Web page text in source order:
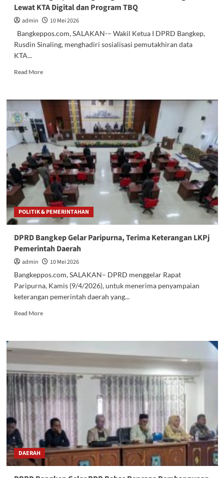
Lewat KTA Digital dan Program TBQ
admin
10 Mei 2026
Bangkeppos.com, SALAKAN-– Wakil Ketua I DPRD Bangkep,
Rusdin Sinaling, menghadiri sosialisasi pemutakhiran data
KTA...
Read MoreRead
DPRD
Bangkep
Dukung
Penguatan
Peran
Guru
Agama
Lewat
KTA
Digital
dan
Program
TBQ
POLITIK & PEMERINTAHAN
DPRD Bangkep Gelar Paripurna, Terima Keterangan LKPj
Pemerintah Daerah
admin
10 Mei 2026
Bangkeppos.com, SALAKAN– DPRD menggelar Rapat
Paripurna, Kamis (9/4/2026), untuk menerima penyampaian
keterangan pemerintah daerah yang...
Read MoreRead
DPRD
Bangkep
Paripurna,
Terima
Keterangan
LKPj
Pemerintah
Daerah
DAERAH